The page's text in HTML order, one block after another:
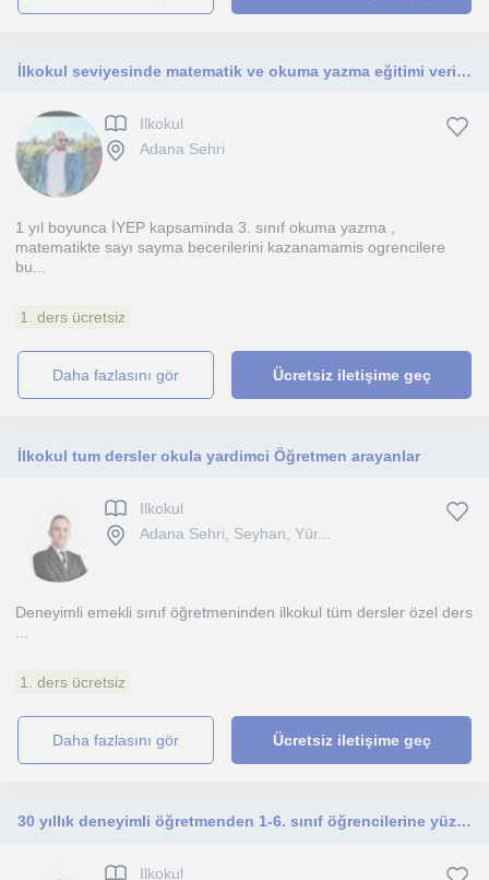
İlkokul seviyesinde matematik ve okuma yazma eğitimi veriyorum. İlk dersimiz ücretsiz
Ilkokul
Adana Sehri
1 yıl boyunca İYEP kapsaminda 3. sınıf okuma yazma ,
matematikte sayı sayma becerilerini kazanamamis ogrencilere
bu...
1. ders ücretsiz
daha fazlasını gör Ücretsiz iletişime geç
İlkokul tum dersler okula yardimci Öğretmen arayanlar
Ilkokul
Adana Sehri, Seyhan, Yür...
Deneyimli emekli sınıf öğretmeninden ilkokul tüm dersler özel ders
1. ders ücretsiz
daha fazlasını gör Ücretsiz iletişime geç
30 yıllık deneyimli öğretmenden 1-6. sınıf öğrencilerine yüzyüze veya online matematik dersi
Ilkokul